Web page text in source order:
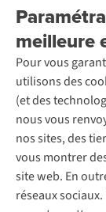
meilleure
Pour vous
utilisons des
(et des
nous vous
nos sites, des
vous montrer
site web. En
réseaux
Rétractation
Entretien &
Garantie
Contactez-nous
À propos
Nos magasins
À propos
Déclaration
Location / Location
Entretien de ski
Service de lavage
Entretien de
Réparation de
Réparation de
Retouches
Pour les entreprises
Découvrez
A.S.Magazine
Explore Camp
Gear Check
Expertise & conseils
Abonnez-vous